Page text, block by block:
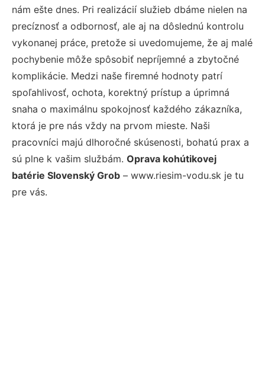
nám ešte dnes. Pri realizácií služieb dbáme nielen na
precíznosť a odbornosť, ale aj na dôslednú kontrolu
vykonanej práce, pretože si uvedomujeme, že aj malé
pochybenie môže spôsobiť nepríjemné a zbytočné
komplikácie. Medzi naše firemné hodnoty patrí
spoľahlivosť, ochota, korektný prístup a úprimná
snaha o maximálnu spokojnosť každého zákazníka,
ktorá je pre nás vždy na prvom mieste. Naši
pracovníci majú dlhoročné skúsenosti, bohatú prax a
sú plne k vašim službám. Oprava kohútikovej
batérie Slovenský Grob – www.riesim-vodu.sk je tu
pre vás.